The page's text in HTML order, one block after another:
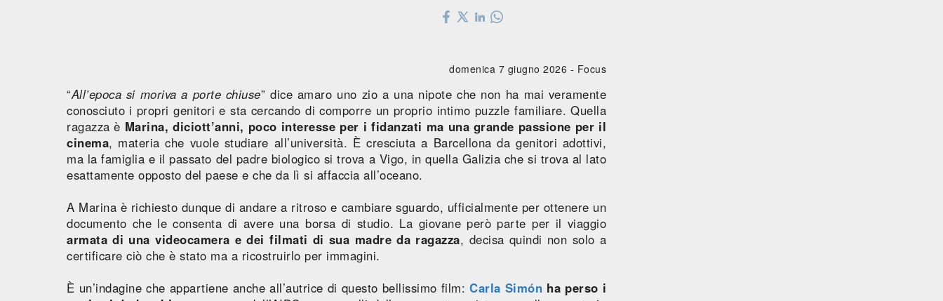
domenica 7 giugno 2026 - Focus
“All’epoca si moriva a porte chiuse” dice amaro uno zio a una nipote che non ha mai veramente
conosciuto i propri genitori e sta cercando di comporre un proprio intimo puzzle familiare. Quella
ragazza è Marina, diciott’anni, poco interesse per i fidanzati ma una grande passione per il
cinema, materia che vuole studiare all’università. È cresciuta a Barcellona da genitori adottivi,
ma la famiglia e il passato del padre biologico si trova a Vigo, in quella Galizia che si trova al lato
esattamente opposto del paese e che da lì si affaccia all’oceano.
A Marina è richiesto dunque di andare a ritroso e cambiare sguardo, ufficialmente per ottenere un
documento che le consenta di avere una borsa di studio. La giovane però parte per il viaggio
armata di una videocamera e dei filmati di sua madre da ragazza, decisa quindi non solo a
certificare ciò che è stato ma a ricostruirlo per immagini.
È un’indagine che appartiene anche all’autrice di questo bellissimo film:Carla Simón ha perso i